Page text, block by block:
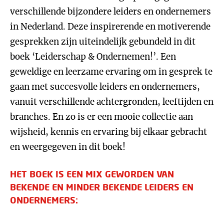
verschillende bijzondere leiders en ondernemers
in Nederland. Deze inspirerende en motiverende
gesprekken zijn uiteindelijk gebundeld in dit
boek ‘Leiderschap & Ondernemen!’. Een
geweldige en leerzame ervaring om in gesprek te
gaan met succesvolle leiders en ondernemers,
vanuit verschillende achtergronden, leeftijden en
branches. En zo is er een mooie collectie aan
wijsheid, kennis en ervaring bij elkaar gebracht
en weergegeven in dit boek!
HET BOEK IS EEN MIX GEWORDEN VAN
BEKENDE EN MINDER BEKENDE LEIDERS EN
ONDERNEMERS: